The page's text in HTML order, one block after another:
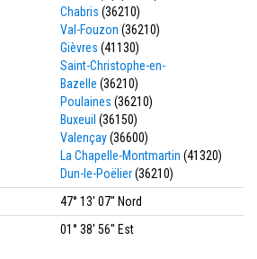
Chabris (36210)
Val-Fouzon (36210)
Gièvres (41130)
Saint-Christophe-en-
Bazelle (36210)
Poulaines (36210)
Buxeuil (36150)
Valençay(36600)
La Chapelle-Montmartin (41320)
Dun-le-Poëlier(36210)
47° 13' 07'' Nord
01° 38' 56'' Est